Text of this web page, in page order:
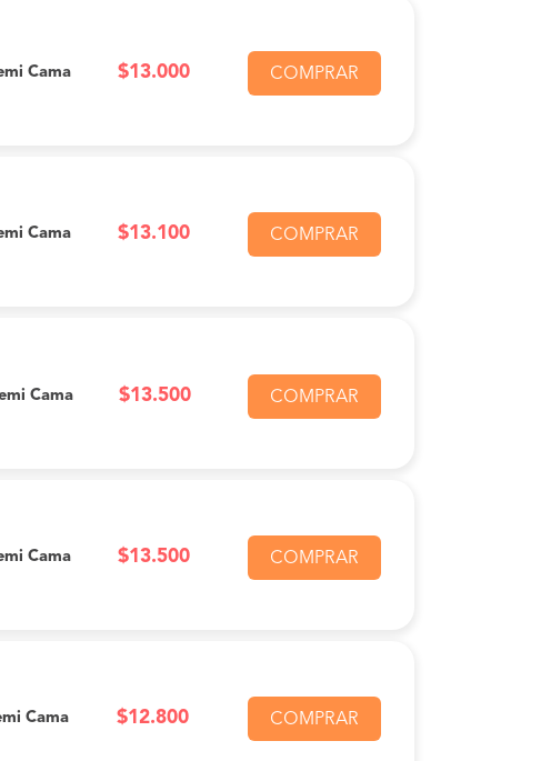
Cama $13.000 COMPRAR
Cama $13.100 COMPRAR
Cama $13.500 COMPRAR
Cama $13.500 COMPRAR
Cama $12.800 COMPRAR